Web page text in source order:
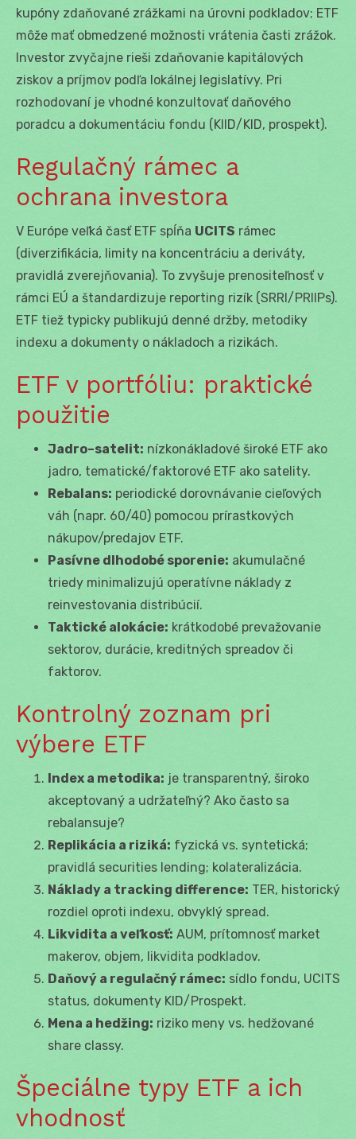
kupóny zdaňované zrážkami na úrovni podkladov; ETF
môže mať obmedzené možnosti vrátenia časti zrážok.
Investor zvyčajne rieši zdaňovanie kapitálových
ziskov a príjmov podľa lokálnej legislatívy. Pri
rozhodovaní je vhodné konzultovať daňového
poradcu a dokumentáciu fondu (KIID/KID, prospekt).
Regulačný rámec a
ochrana investora
V Európe veľká časť ETF spĺňa UCITS rámec
(diverzifikácia, limity na koncentráciu a deriváty,
pravidlá zverejňovania). To zvyšuje prenositeľnosť v
rámci EÚ a štandardizuje reporting rizík (SRRI/PRIIPs).
ETF tiež typicky publikujú denné držby, metodiky
indexu a dokumenty o nákladoch a rizikách.
ETF v portfóliu: praktické
použitie
Jadro–satelit: nízkonákladové široké ETF ako
jadro, tematické/faktorové ETF ako satelity.
Rebalans: periodické dorovnávanie cieľových
váh (napr. 60/40) pomocou prírastkových
nákupov/predajov ETF.
Pasívne dlhodobé sporenie: akumulačné
triedy minimalizujú operatívne náklady z
reinvestovania distribúcií.
Taktické alokácie: krátkodobé prevažovanie
sektorov, durácie, kreditných spreadov či
faktorov.
Kontrolný zoznam pri
výbere ETF
Index a metodika: je transparentný, široko
akceptovaný a udržateľný? Ako často sa
rebalansuje?
Replikácia a riziká: fyzická vs. syntetická;
pravidlá securities lending; kolateralizácia.
Náklady a tracking difference: TER, historický
rozdiel oproti indexu, obvyklý spread.
Likvidita a veľkosť: AUM, prítomnosť market
makerov, objem, likvidita podkladov.
Daňový a regulačný rámec: sídlo fondu, UCITS
status, dokumenty KID/Prospekt.
Mena a hedžing: riziko meny vs. hedžované
share classy.
Špeciálne typy ETF a ich
vhodnosť